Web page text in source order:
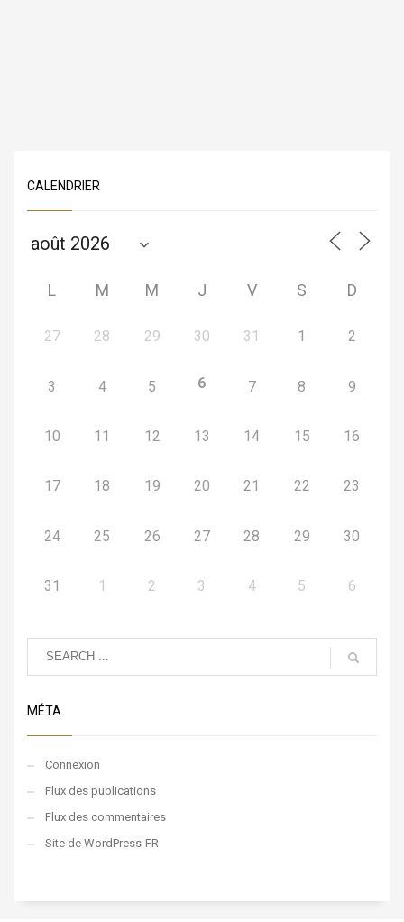
CALENDRIER
L M M J V S D
27 28 29 30 31 1 2
3 4 5 6 7 8 9
10 11 12 13 14 15 16
17 18 19 20 21 22 23
24 25 26 27 28 29 30
31 1 2 3 4 5 6
MÉTA
Connexion
Flux des publications
Flux des commentaires
Site de WordPress-FR